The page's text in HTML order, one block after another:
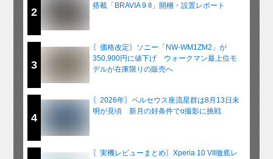
2
搭載「BRAVIA 9 II」開梱・設置レポート
3
〖価格改定〗ソニー「NW-WM1ZM2」が
350,900円に値下げ ウォークマン最上位モ
デルが在庫限りの販売へ
4
〖2026年〗ペルセウス座流星群は8月13日未
明が見頃 新月の好条件でα撮影に挑戦
〖実機レビューまとめ〗Xperia 10 VII徹底レ